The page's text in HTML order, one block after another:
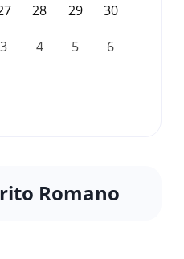
28 29 30
3 4 5 6
Romano